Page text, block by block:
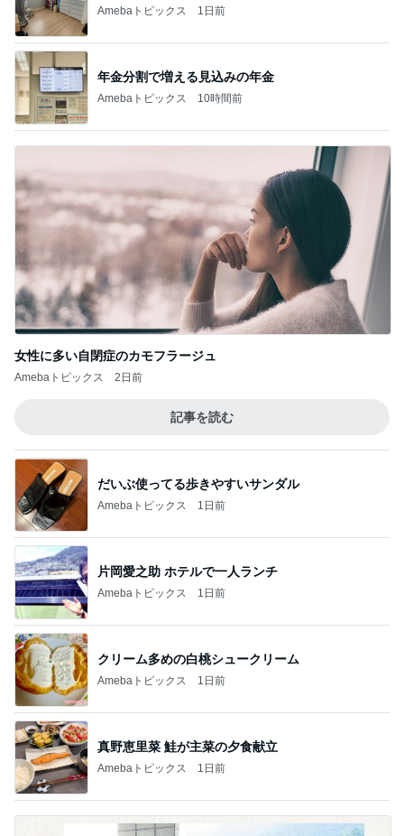
Amebaトピックス 1日前
年金分割で増える見込みの年金
Amebaトピックス 10時間前
女性に多い自閉症のカモフラージュ
Amebaトピックス 2日前
記事を読む
だいぶ使ってる歩きやすいサンダル
Amebaトピックス 1日前
片岡愛之助 ホテルで一人ランチ
Amebaトピックス 1日前
クリーム多めの白桃シュークリーム
Amebaトピックス 1日前
真野恵里菜 鮭が主菜の夕食献立
Amebaトピックス 1日前